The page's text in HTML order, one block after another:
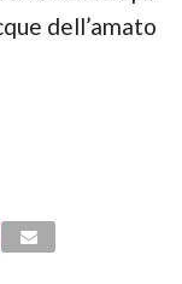
dell’amato